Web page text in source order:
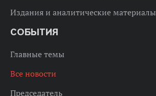
Издания и аналитические материалы
СОБЫТИЯ
Главные темы
Все новости
Председатель